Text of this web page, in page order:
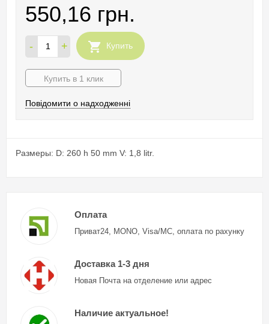
550,16 грн.
- + Купить
Купить в 1 клик
Повідомити о надходженні
Размеры: D: 260 h 50 mm V: 1,8 litr.
Оплата
Приват24, MONO, Visa/MC, оплата по рахунку
Доставка 1-3 дня
Новая Почта на отделение или адрес
Наличие актуальное!